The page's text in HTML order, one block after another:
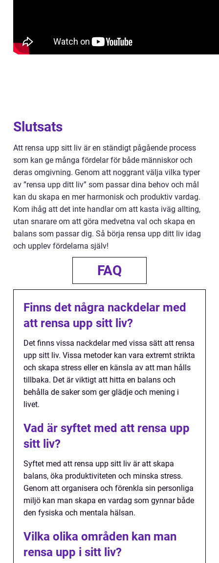
Slutsats
Att rensa upp sitt liv är en ständigt pågående process
som kan ge många fördelar för både människor och
deras omgivning. Genom att noggrant välja vilka typer
av ”rensa upp ditt liv” som passar dina behov och mål
kan du skapa en mer harmonisk och produktiv vardag.
Kom ihåg att det inte handlar om att kasta iväg allting,
utan snarare om att göra medvetna val och skapa en
balans som passar dig. Så börja rensa upp ditt liv idag
och upplev fördelarna själv!
FAQ
Finns det några nackdelar med
att rensa upp sitt liv?
Det finns vissa nackdelar med vissa sätt att rensa
upp sitt liv. Vissa metoder kan vara extremt strikta
och skapa stress eller en känsla av att man hålls
tillbaka. Det är viktigt att hitta en balans och
behålla de saker som ger glädje och mening i
livet.
Vad är syftet med att rensa upp
sitt liv?
Syftet med att rensa upp sitt liv är att skapa
balans, öka produktiviteten och minska stress.
Genom att organisera och förenkla sin personliga
miljö kan man skapa en vardag som gynnar både
den fysiska och mentala hälsan.
Vilka olika områden kan man
rensa upp i sitt liv?